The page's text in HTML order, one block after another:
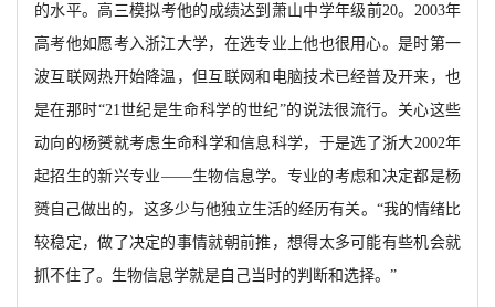
的水平。高三模拟考他的成绩达到萧山中学年级前20。2003年
高考他如愿考入浙江大学，在选专业上他也很用心。是时第一
波互联网热开始降温，但互联网和电脑技术已经普及开来，也
是在那时“21世纪是生命科学的世纪”的说法很流行。关心这些
动向的杨赟就考虑生命科学和信息科学，于是选了浙大2002年
起招生的新兴专业——生物信息学。专业的考虑和决定都是杨
赟自己做出的， 这多少与他独立生活的经历有关。 “我的情绪比
较稳定，做了决定的事情就朝前推，想得太多可能有些机会就
抓不住了。生物信息学就是自己当时的判断和选择。”